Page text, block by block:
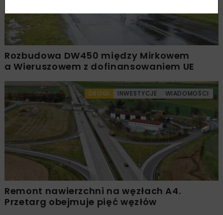
Rozbudowa DW450 między Mirkowem
a Wieruszowem z dofinansowaniem UE
DROGI INWESTYCJE WIADOMOŚCI
Remont nawierzchni na węzłach A4.
Przetarg obejmuje pięć węzłów